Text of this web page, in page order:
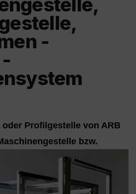
-
Profilgestelle von ARB
bzw.